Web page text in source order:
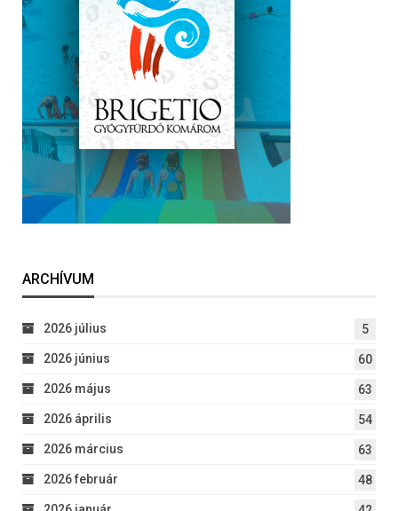
ARCHÍVUM
2026 július 5
2026 június 60
2026 május 63
2026 április 54
2026 március 63
2026 február 48